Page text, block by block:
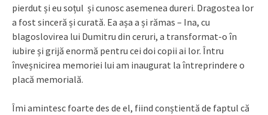
pierdut și eu soțul și cunosc asemenea dureri. Dragostea lor
a fost sinceră și curată. Ea așa a și rămas – Ina, cu
blagoslovirea lui Dumitru din ceruri, a transformat-o în
iubire și grijă enormă pentru cei doi copii ai lor. Întru
înveșnicirea memoriei lui am inaugurat la întreprindere o
placă memorială.
Îmi amintesc foarte des de el, fiind conștientă de faptul că